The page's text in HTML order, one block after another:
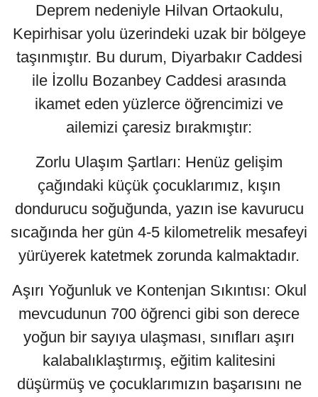
Deprem nedeniyle Hilvan Ortaokulu,
Kepirhisar yolu üzerindeki uzak bir bölgeye
taşınmıştır. Bu durum, Diyarbakır Caddesi
ile İzollu Bozanbey Caddesi arasında
ikamet eden yüzlerce öğrencimizi ve
ailemizi çaresiz bırakmıştır:
Zorlu Ulaşım Şartları: Henüz gelişim
çağındaki küçük çocuklarımız, kışın
dondurucu soğuğunda, yazın ise kavurucu
sıcağında her gün 4-5 kilometrelik mesafeyi
yürüyerek katetmek zorunda kalmaktadır.
Aşırı Yoğunluk ve Kontenjan Sıkıntısı: Okul
mevcudunun 700 öğrenci gibi son derece
yoğun bir sayıya ulaşması, sınıfları aşırı
kalabalıklaştırmış, eğitim kalitesini
düşürmüş ve çocuklarımızın başarısını ne